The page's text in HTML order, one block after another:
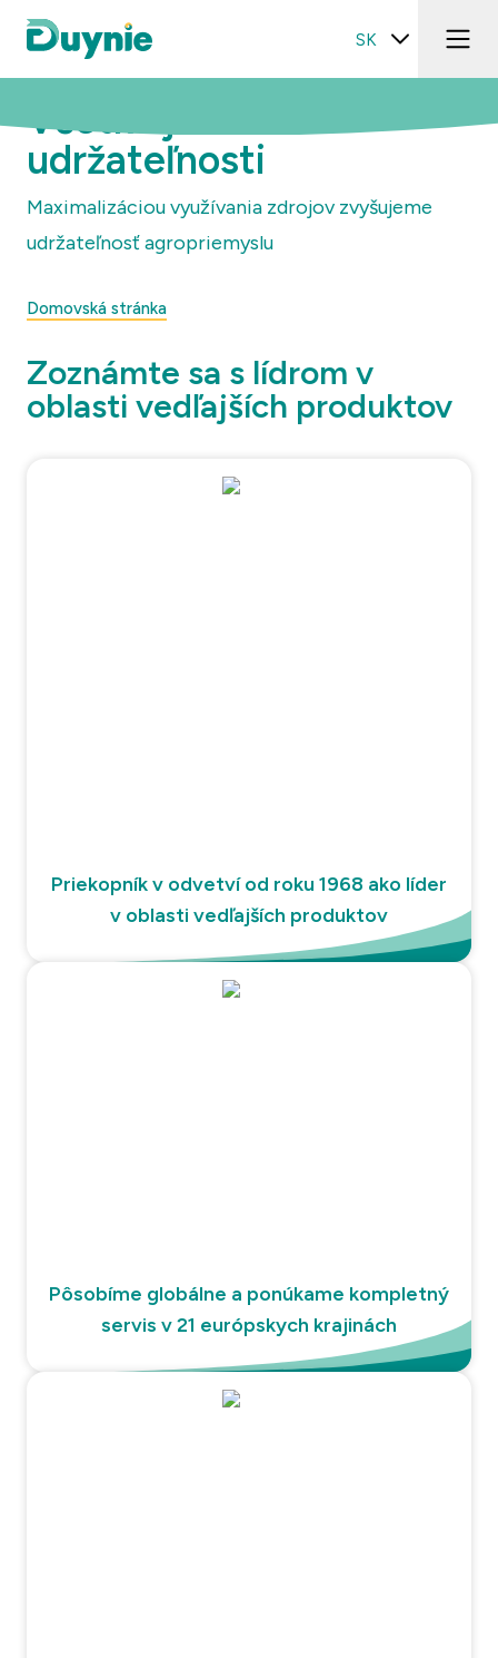
SK
Všetko je o
udržateľnosti
Maximalizáciou využívania zdrojov zvyšujeme
udržateľnosť agropriemyslu
Domovská stránka
Zoznámte sa s lídrom v
oblasti vedľajších produktov
Priekopník v odvetví od roku 1968 ako líder
v oblasti vedľajších produktov
Pôsobíme globálne a ponúkame kompletný
servis v 21 európskych krajinách